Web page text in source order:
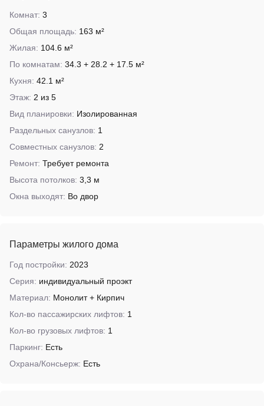
Комнат: 3
Общая площадь: 163 м²
Жилая: 104.6 м²
По комнатам: 34.3 + 28.2 + 17.5 м²
Кухня: 42.1 м²
Этаж: 2 из 5
Вид планировки: Изолированная
Раздельных санузлов: 1
Совместных санузлов: 2
Ремонт: Требует ремонта
Высота потолков: 3,3 м
Окна выходят: Во двор
Параметры жилого дома
Год постройки: 2023
Серия: индивидуальный проэкт
Материал: Монолит + Кирпич
Кол-во пассажирских лифтов: 1
Кол-во грузовых лифтов: 1
Паркинг: Есть
Охрана/Консьерж: Есть